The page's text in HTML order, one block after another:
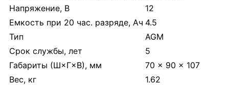
Напряжение, В
12
Емкость при 20 час. разряде, Ач 4.5
Тип
AGM
Срок службы, лет
5
Габариты (Ш×Г×В), мм
70 × 90 × 107
Вес, кг
1.62